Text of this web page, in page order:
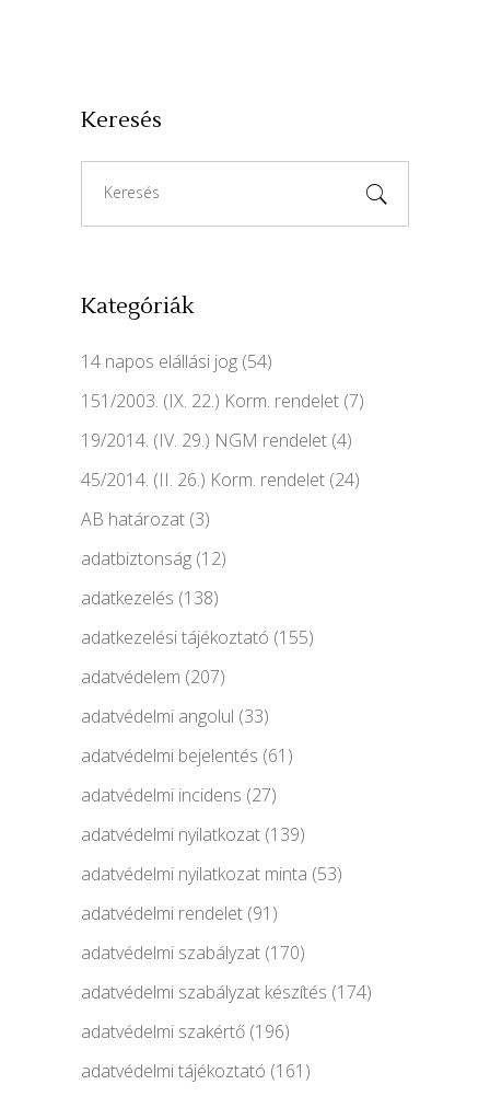
Keresés
for:
Kategóriák
14 napos elállási jog (54)
151/2003. (IX. 22.) Korm. rendelet (7)
19/2014. (IV. 29.) NGM rendelet (4)
45/2014. (II. 26.) Korm. rendelet (24)
AB határozat (3)
adatbiztonság (12)
adatkezelés (138)
adatkezelési tájékoztató (155)
adatvédelem (207)
adatvédelmi angolul (33)
adatvédelmi bejelentés (61)
adatvédelmi incidens (27)
adatvédelmi nyilatkozat (139)
adatvédelmi nyilatkozat minta (53)
adatvédelmi rendelet (91)
adatvédelmi szabályzat (170)
adatvédelmi szabályzat készítés (174)
adatvédelmi szakértő (196)
adatvédelmi tájékoztató (161)